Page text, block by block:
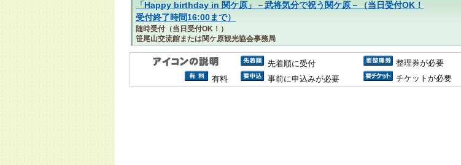
「Happy birthday in 関ケ原」－武将気分で祝う関ケ原－（当日受付OK！
受付終了時間16:00まで）
随時受付（当日受付OK！）
笹尾山交流館または関ケ原観光協会事務局
先着順に受付
整理券が必要
有料
事前に申込みが必要 チケットが必要